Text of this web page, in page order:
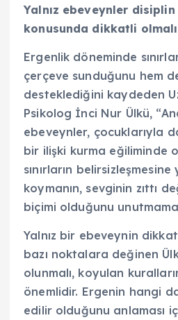
Yalnız ebeveynler disiplin
konusunda dikkatli
Ergenlik döneminde
çerçeve sunduğunu hem
desteklediğini kaydeden
Psikolog İnci Nur Ülkü,
ebeveynler, çocuklarıyla
bir ilişki kurma eğiliminde
sınırların belirsizleşmesine
koymanın, sevginin zıttı
biçimi olduğunu
Yalnız bir ebeveynin
bazı noktalara değinen
olunmalı, koyulan
önemlidir. Ergenin hangi
edilir olduğunu anlaması